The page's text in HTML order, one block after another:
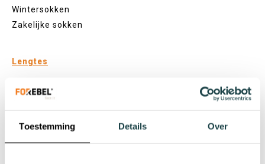
Toestemming Details Over
Wintersokken
Zakelijke sokken
Lengtes
Sneakersokken
Normale sokken
Kniekousen